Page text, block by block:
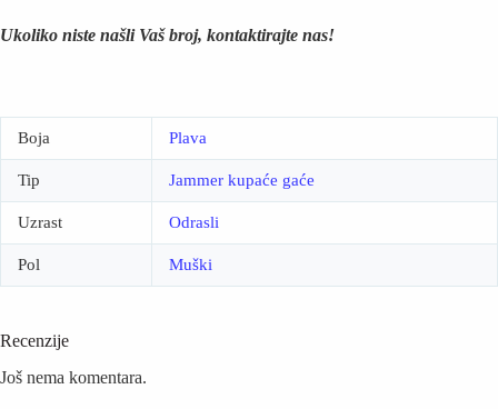
Ukoliko niste našli Vaš broj, kontaktirajte nas!
Boja Plava
Tip Jammer kupaće gaće
Uzrast Odrasli
Pol Muški
Recenzije
Još nema komentara.